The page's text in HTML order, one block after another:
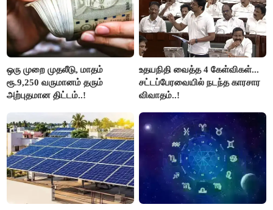
ஒரு முறை முதலீடு, மாதம்
ரூ.9,250 வருமானம் தரும்
அற்புதமான திட்டம்..!
உதயநிதி வைத்த 4 கேள்விகள்...
சட்டப்பேரவையில் நடந்த காரசார
விவாதம்..!